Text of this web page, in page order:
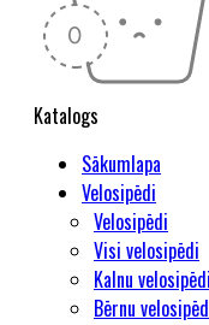
Katalogs
Sākumlapa
Velosipēdi
Velosipēdi
Visi velosipēdi
Kalnu
Bērnu